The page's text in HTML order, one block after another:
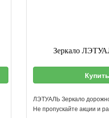
Зеркало
ЛЭТУАЛЬ Зеркало
Не пропускайте акции и